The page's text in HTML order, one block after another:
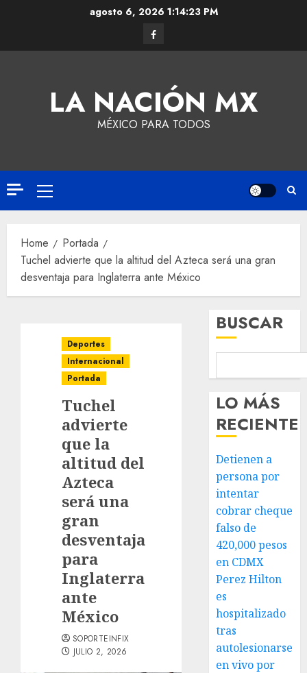
agosto 6, 2026 1:14:23 PM
LA NACIÓN MX
MÉXICO PARA TODOS
Home
Portada
Tuchel advierte que la altitud del Azteca será una gran
desventaja para Inglaterra ante México
Deportes
Internacional
Portada
Tuchel
advierte
que la
altitud del
Azteca
será una
gran
desventaja
para
Inglaterra
ante
México
SOPORTEINFIX
JULIO 2, 2026
BUSCAR
LO MÁS
RECIENTE
Detienen a
persona por
intentar
cobrar cheque
falso de
420,000 pesos
en CDMX
Perez Hilton
es
hospitalizado
tras
autolesionarse
en vivo por